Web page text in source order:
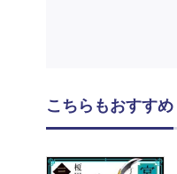
こちらもおすすめ